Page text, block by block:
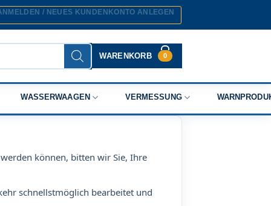
/ NEUES KUNDENKONTO ANLEGEN
WARENKORB 0
WASSERWAAGEN VERMESSUNG
können, bitten wir Sie, Ihre
schnellstmöglich bearbeitet und